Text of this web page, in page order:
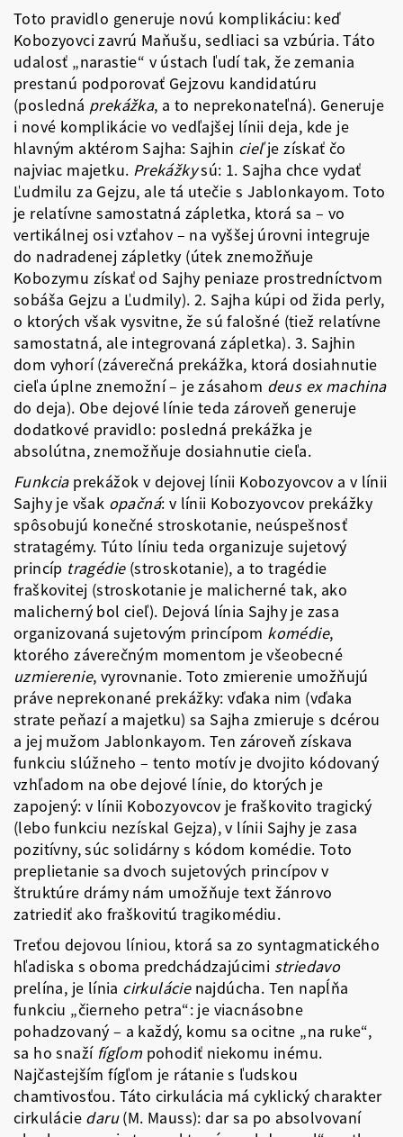
Toto pravidlo generuje novú komplikáciu: keď
Kobozyovci zavrú Maňušu, sedliaci sa vzbúria. Táto
udalosť „narastie“ v ústach ľudí tak, že zemania
prestanú podporovať Gejzovu kandidatúru
(posledná prekážka, a to neprekonateľná). Generuje
i nové komplikácie vo vedľajšej línii deja, kde je
hlavným aktérom Sajha: Sajhin cieľje získať čo
najviac majetku. Prekážkysú: 1. Sajha chce vydať
Ľudmilu za Gejzu, ale tá utečie s Jablonkayom. Toto
je relatívne samostatná zápletka, ktorá sa – vo
vertikálnej osi vzťahov – na vyššej úrovni integruje
do nadradenej zápletky (útek znemožňuje
Kobozymu získať od Sajhy peniaze prostredníctvom
sobáša Gejzu a Ľudmily). 2. Sajha kúpi od žida perly,
o ktorých však vysvitne, že sú falošné (tiež relatívne
samostatná, ale integrovaná zápletka). 3. Sajhin
dom vyhorí (záverečná prekážka, ktorá dosiahnutie
cieľa úplne znemožní – je zásahom deus ex machina
do deja). Obe dejové línie teda zároveň generuje
dodatkové pravidlo: posledná prekážka je
absolútna, znemožňuje dosiahnutie cieľa.
Funkciaprekážok v dejovej línii Kobozyovcov a v línii
Sajhy je však opačná: v línii Kobozyovcov prekážky
spôsobujú konečné stroskotanie, neúspešnosť
stratagémy. Túto líniu teda organizuje sujetový
princíp tragédie(stroskotanie), a to tragédie
fraškovitej (stroskotanie je malicherné tak, ako
malicherný bol cieľ). Dejová línia Sajhy je zasa
organizovaná sujetovým princípom komédie,
ktorého záverečným momentom je všeobecné
uzmierenie, vyrovnanie. Toto zmierenie umožňujú
práve neprekonané prekážky: vďaka nim (vďaka
strate peňazí a majetku) sa Sajha zmieruje s dcérou
a jej mužom Jablonkayom. Ten zároveň získava
funkciu slúžneho – tento motív je dvojito kódovaný
vzhľadom na obe dejové línie, do ktorých je
zapojený: v línii Kobozyovcov je fraškovito tragický
(lebo funkciu nezískal Gejza), v línii Sajhy je zasa
pozitívny, súc solidárny s kódom komédie. Toto
preplietanie sa dvoch sujetových princípov v
štruktúre drámy nám umožňuje text žánrovo
zatriediť ako fraškovitú tragikomédiu.
Treťou dejovou líniou, ktorá sa zo syntagmatického
hľadiska s oboma predchádzajúcimi striedavo
prelína, je línia cirkulácienajdúcha. Ten napĺňa
funkciu „čierneho petra“: je viacnásobne
pohadzovaný – a každý, komu sa ocitne „na ruke“,
sa ho snaží fígľom pohodiť niekomu inému.
Najčastejším fígľom je rátanie s ľudskou
chamtivosťou. Táto cirkulácia má cyklický charakter
cirkulácie daru(M. Mauss): dar sa po absolvovaní